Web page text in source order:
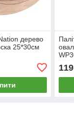
дерево
25*30см